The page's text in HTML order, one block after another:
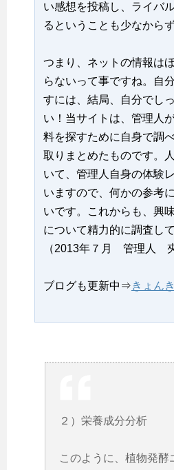
い感想を投稿し、ライバ
るということも少なから
つまり、ネットの情報は
らないって事ですね。自
すには、結局、自分でし
い！当サイトは、管理人
料を探すために自身で調
取りまとめたものです。
いて、管理人自身の体験
いますので、何かの参考
いです。これからも、興
について精力的に調査し
（2013年７月 管理人 夾
ブログも更新中⇒きょん
２）栄養成分分析
このように、植物発酵